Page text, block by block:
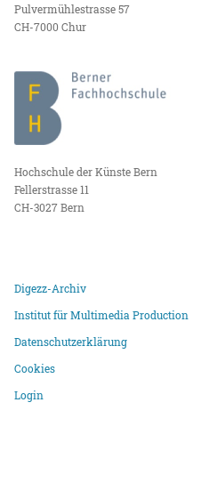
Pulvermühlestrasse 57
CH-7000 Chur
Hochschule der Künste Bern
Fellerstrasse 11
CH-3027 Bern
Digezz-Archiv
Institut für Multimedia Production
Datenschutzerklärung
Cookies
Login